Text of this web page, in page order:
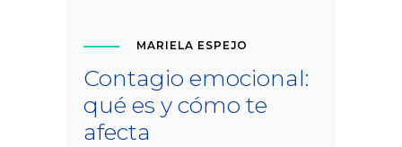
MARIELA ESPEJO
Contagio emocional:
qué es y cómo te
afecta